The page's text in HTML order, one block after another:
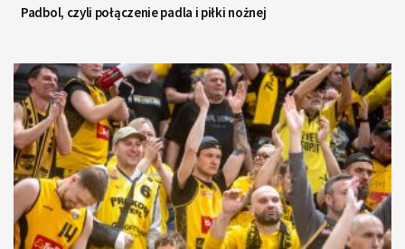
Padbol, czyli połączenie padla i piłki nożnej